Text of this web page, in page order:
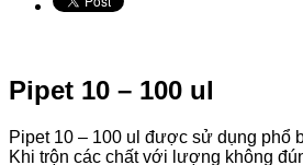
Pipet 10 – 100 ul
Pipet 10 – 100 ul được sử dụng phổ
Khi trộn các chất với lượng không